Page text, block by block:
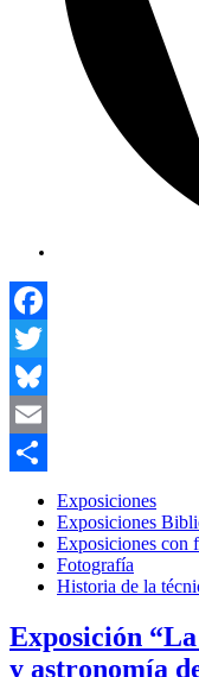
Facebook
Twitter
Bluesky
Email
Compartir
Exposiciones
Exposiciones
Exposiciones con
Fotografía
Historia de la
Exposición
y astronomía